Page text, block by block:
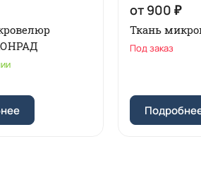
от 900 ₽
Ткань
Под заказ